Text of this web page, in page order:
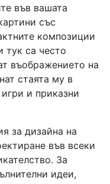
във вашата
със
композиции
тук са често
въображението на
стаята му в
и приказни
за дизайна на
във всеки
За
идеи,